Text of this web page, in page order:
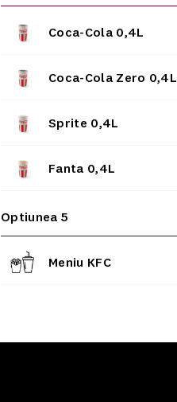
Coca-Cola 0,4L
Coca-Cola Zero 0,4L
Sprite 0,4L
Fanta 0,4L
Optiunea 5
Meniu KFC